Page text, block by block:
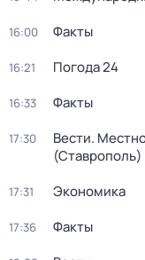
16:00 Факты
16:21 Погода 24
16:33 Факты
17:30
Вести.
(Ставрополь)
17:31 Экономика
17:36 Факты